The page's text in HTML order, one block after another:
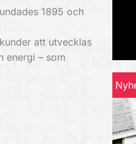
1895 och
att utvecklas
energi – som